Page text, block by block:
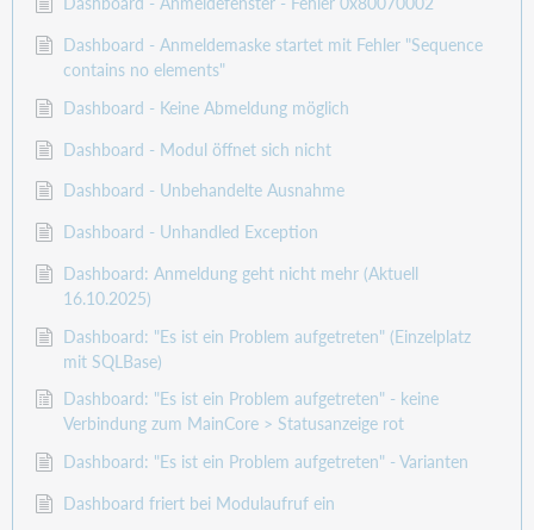
Dashboard - Anmeldemaske startet mit Fehler "Sequence
contains no elements"
Dashboard - Keine Abmeldung möglich
Dashboard - Modul öffnet sich nicht
Dashboard - Unbehandelte Ausnahme
Dashboard - Unhandled Exception
Dashboard: Anmeldung geht nicht mehr (Aktuell
16.10.2025)
Dashboard: "Es ist ein Problem aufgetreten" (Einzelplatz
mit SQLBase)
Dashboard: "Es ist ein Problem aufgetreten" - keine
Verbindung zum MainCore > Statusanzeige rot
Dashboard: "Es ist ein Problem aufgetreten" - Varianten
Dashboard friert bei Modulaufruf ein